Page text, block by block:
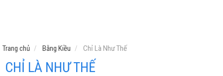
Trang chủ Bằng Kiều Chỉ Là Như Thế
CHỈ LÀ NHƯ THẾ